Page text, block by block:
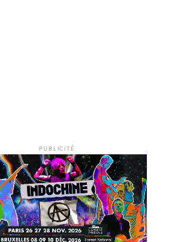
PUBLICITÉ